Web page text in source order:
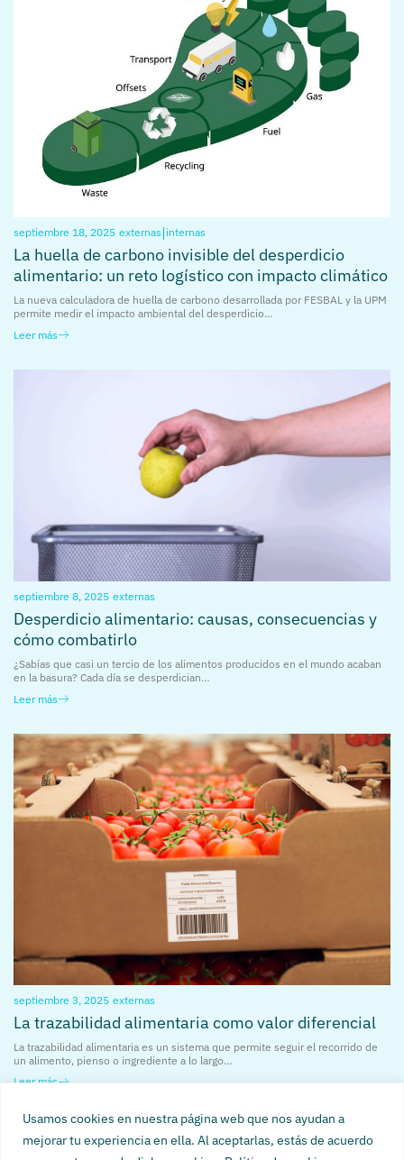
Usamos cookies en nuestra página web que nos ayudan a
mejorar tu experiencia en ella. Al aceptarlas, estás de acuerdo
septiembre 18, 2025 externas| internas
La huella de carbono invisible del desperdicio
alimentario: un reto logístico con impacto climático
La nueva calculadora de huella de carbono desarrollada por FESBAL y la UPM
permite medir el impacto ambiental del desperdicio…
Leer más
septiembre 8, 2025 externas
Desperdicio alimentario: causas, consecuencias y
cómo combatirlo
¿Sabías que casi un tercio de los alimentos producidos en el mundo acaban
en la basura? Cada día se desperdician…
Leer más
septiembre 3, 2025 externas
La trazabilidad alimentaria como valor diferencial
La trazabilidad alimentaria es un sistema que permite seguir el recorrido de
un alimento, pienso o ingrediente a lo largo…
Leer más